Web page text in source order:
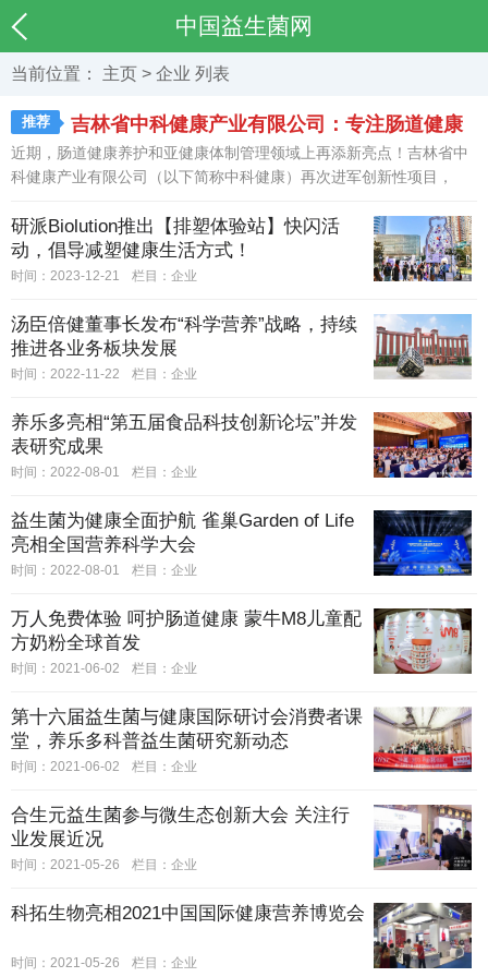
中国益生菌网
当前位置： 主页 > 企业 列表
推荐
吉林省中科健康产业有限公司：专注肠道健康
发力创新项目
近期，肠道健康养护和亚健康体制管理领域上再添新亮点！吉林省中
科健康产业有限公司（以下简称中科健康）再次进军创新性项目，
研派Biolution推出【排塑体验站】快闪活
动，倡导减塑健康生活方式！
时间：2023-12-21 栏目： 企业
汤臣倍健董事长发布“科学营养”战略，持续
推进各业务板块发展
时间：2022-11-22 栏目： 企业
养乐多亮相“第五届食品科技创新论坛”并发
表研究成果
时间：2022-08-01 栏目： 企业
益生菌为健康全面护航 雀巢Garden of Life
亮相全国营养科学大会
时间：2022-08-01 栏目： 企业
万人免费体验 呵护肠道健康 蒙牛M8儿童配
方奶粉全球首发
时间：2021-06-02 栏目： 企业
第十六届益生菌与健康国际研讨会消费者课
堂，养乐多科普益生菌研究新动态
时间：2021-06-02 栏目： 企业
合生元益生菌参与微生态创新大会 关注行
业发展近况
时间：2021-05-26 栏目： 企业
科拓生物亮相2021中国国际健康营养博览会
时间：2021-05-26 栏目： 企业